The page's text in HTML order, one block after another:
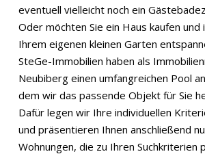
eventuell vielleicht noch ein
Oder möchten Sie ein Haus kaufen und
Ihrem eigenen kleinen Garten
SteGe-Immobilien haben als
Neubiberg einen umfangreichen Pool
dem wir das passende Objekt für Sie
Dafür legen wir Ihre individuellen
und präsentieren Ihnen anschließend
Wohnungen, die zu Ihren Suchkriterien